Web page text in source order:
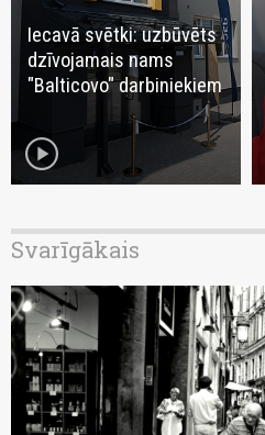
Iecavā svētki: uzbūvēts
dzīvojamais nams
"Balticovo" darbiniekiem
play_circle
Svarīgākais